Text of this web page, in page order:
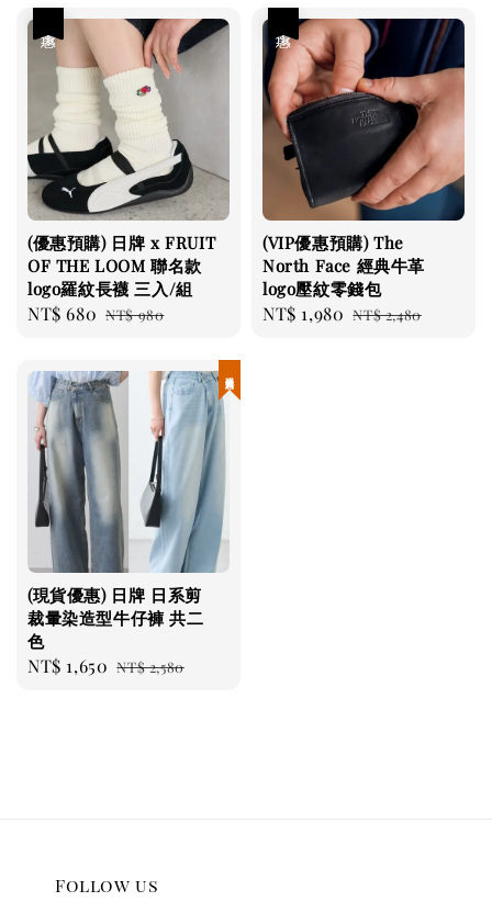
(優惠預購) 日牌 x FRUIT
OF THE LOOM 聯名款
logo羅紋長襪 三入/組
Sale
NT$ 680 Regular
NT$ 980
(VIP優惠預購) The
North Face 經典牛革
logo壓紋零錢包
Sale
NT$ 1,980 Regular
NT$ 2,480
(現貨優惠) 日牌 日系剪
裁暈染造型牛仔褲 共二
色
Sale
NT$ 1,650 Regular
NT$ 2,580
Follow us